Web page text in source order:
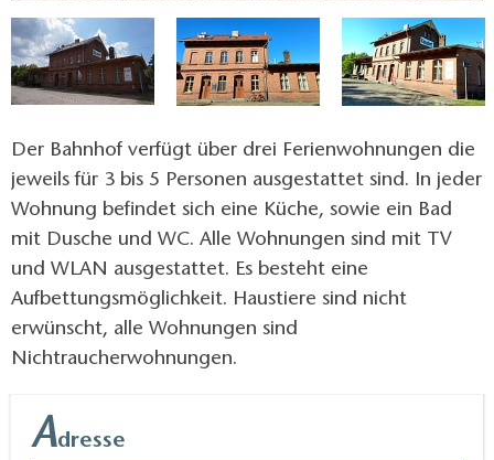
Der Bahnhof verfügt über drei Ferienwohnungen die
jeweils für 3 bis 5 Personen ausgestattet sind. In jeder
Wohnung befindet sich eine Küche, sowie ein Bad
mit Dusche und WC. Alle Wohnungen sind mit TV
und WLAN ausgestattet. Es besteht eine
Aufbettungsmöglichkeit. Haustiere sind nicht
erwünscht, alle Wohnungen sind
Nichtraucherwohnungen.
Adresse